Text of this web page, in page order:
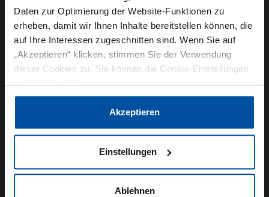
Daten zur Optimierung der Website-Funktionen zu
erheben, damit wir Ihnen Inhalte bereitstellen können, die
auf Ihre Interessen zugeschnitten sind. Wenn Sie auf
„Akzeptieren“ klicken, stimmen Sie der Verwendung
dieser Cookies zu. Sie können die Cookie-Einstellungen
jederzeit ändern.
Datenschutzerklärung|Impressum
Akzeptieren
Einstellungen
Ablehnen
VERPACKUNG ROBOTIK AUTOMATISIERUNG
07. Juli 2026
ROBOTER-ETIKETTIEREN VON SERRANO-
Jeder Serrano-Schinken muss mit einem Etikett
verschiedenen Trocknungskammern steuerbar